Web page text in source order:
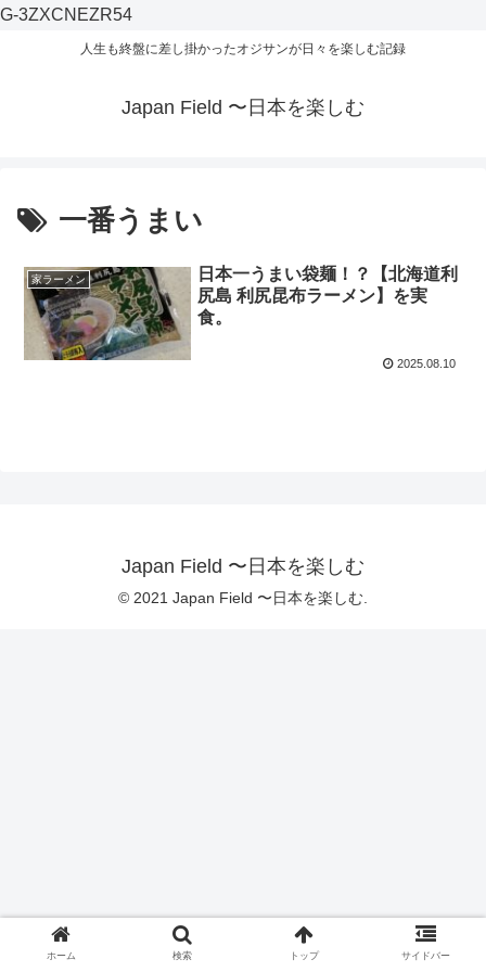
G-3ZXCNEZR54
人生も終盤に差し掛かったオジサンが日々を楽しむ記録
Japan Field 〜日本を楽しむ
一番うまい
家ラーメン
日本一うまい袋麺！？【北海道利
尻島 利尻昆布ラーメン】を実
食。
2025.08.10
Japan Field 〜日本を楽しむ
© 2021 Japan Field 〜日本を楽しむ.
ホーム 検索 トップ サイドバー